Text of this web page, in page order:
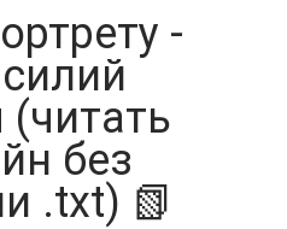
-
без
.txt) 📗